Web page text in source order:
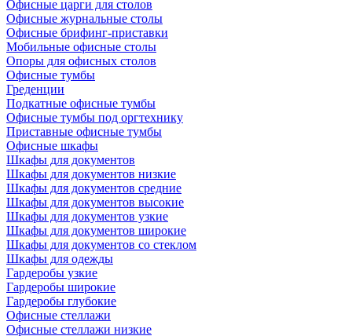
Офисные царги для столов
Офисные журнальные столы
Офисные брифинг-приставки
Мобильные офисные столы
Опоры для офисных столов
Офисные тумбы
Греденции
Подкатные офисные тумбы
Офисные тумбы под оргтехнику
Приставные офисные тумбы
Офисные шкафы
Шкафы для документов
Шкафы для документов низкие
Шкафы для документов средние
Шкафы для документов высокие
Шкафы для документов узкие
Шкафы для документов широкие
Шкафы для документов со стеклом
Шкафы для одежды
Гардеробы узкие
Гардеробы широкие
Гардеробы глубокие
Офисные стеллажи
Офисные стеллажи низкие